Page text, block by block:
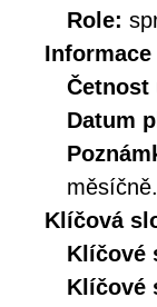
Role:
Četnost
Datum
měsíčně.
Klíčová
Klíčové
Klíčové